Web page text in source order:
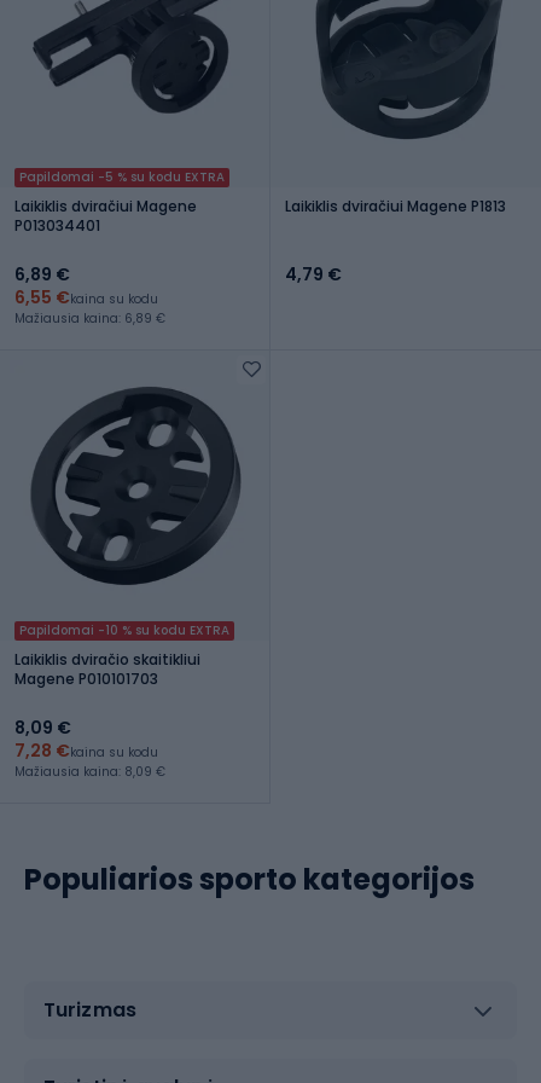
Papildomai -5 % su kodu EXTRA
Laikiklis dviračiui Magene
P013034401
6,89 €
6,55 €kaina su kodu
Mažiausia kaina: 6,89 €
Laikiklis dviračiui Magene P1813
4,79 €
Papildomai -10 % su kodu EXTRA
Laikiklis dviračio skaitikliui
Magene P010101703
8,09 €
7,28 €kaina su kodu
Mažiausia kaina: 8,09 €
Populiarios sporto kategorijos
Turizmas